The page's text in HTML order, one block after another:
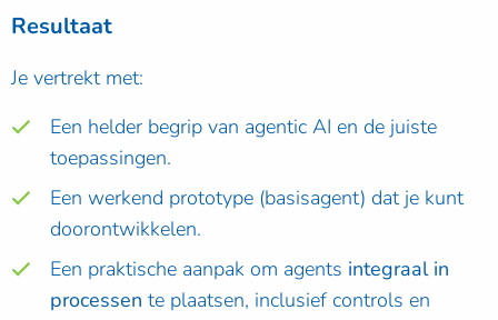
Resultaat
Je vertrekt met:
Een helder begrip van agentic AI en de juiste
toepassingen.
Een werkend prototype (basisagent) dat je kunt
doorontwikkelen.
Een praktische aanpak om agents integraal in
processen te plaatsen, inclusief controls en